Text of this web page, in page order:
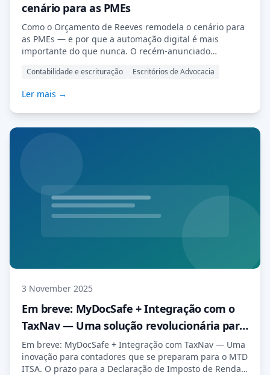
cenário para as PMEs
Como o Orçamento de Reeves remodela o cenário para
as PMEs — e por que a automação digital é mais
importante do que nunca. O recém-anunciado
significativa na direção econômica do Reino Unido. Com
maior disciplina fiscal, o orçamento delineia uma
mensagem clara: as empresas devem fazer mais com
Contabilidade e escrituração Escritórios de Advocacia
Ler mais →
3 November 2025
Em breve: MyDocSafe + Integração com o
TaxNav — Uma solução revolucionária para
contadores que se preparam para o MTD
ITSA
Em breve: MyDocSafe + Integração com TaxNav — Uma
inovação para contadores que se preparam para o MTD
ITSA. O prazo para a Declaração de Imposto de Renda